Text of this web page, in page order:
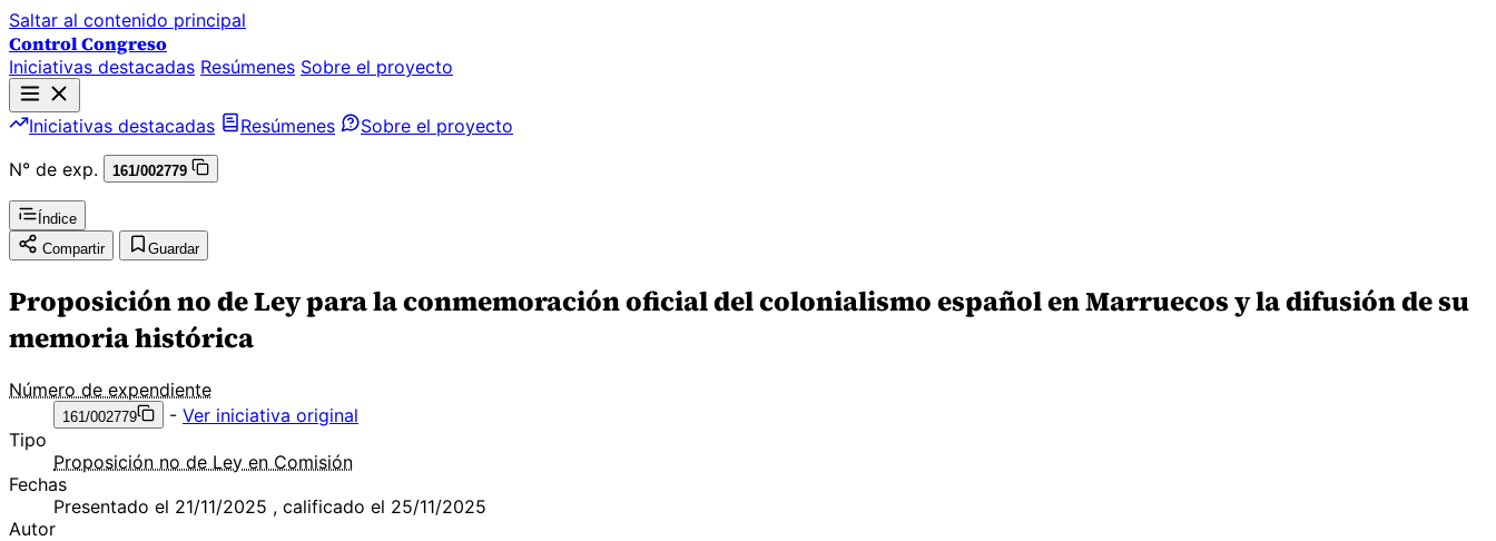
Saltar al contenido principal
Control Congreso
Iniciativas destacadas Resúmenes Sobre el proyecto
Iniciativas destacadas Resúmenes
Sobre el proyecto
N° de exp.
161/002779
Índice
Compartir
Guardar
Proposición no de Ley para la conmemoración oficial del colonialismo español en Marruecos y la difusión de su
memoria histórica
Número de expendiente
161/002779 - Ver iniciativa original
Tipo
Proposición no de Ley en Comisión
Fechas
Presentado el 21/11/2025 , calificado el 25/11/2025
Autor